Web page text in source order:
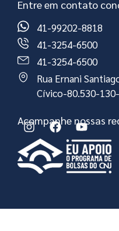
Entre em contato
41-99202-8818
41-3254-6500
41-3254-6500
Rua Ernani
Cívico-80.530-
Acompanhe nossas